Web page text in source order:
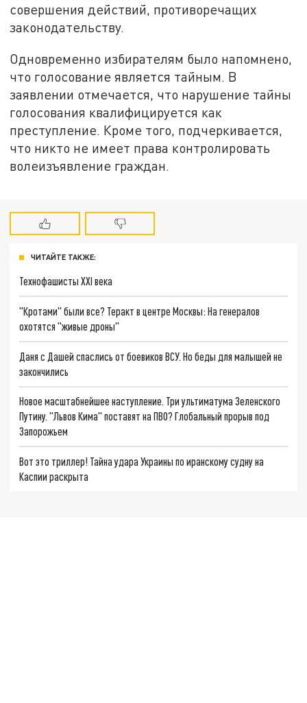
совершения действий, противоречащих
законодательству.
Одновременно избирателям было напомнено,
что голосование является тайным. В
заявлении отмечается, что нарушение тайны
голосования квалифицируется как
преступление. Кроме того, подчеркивается,
что никто не имеет права контролировать
волеизъявление граждан.
ЧИТАЙТЕ ТАКЖЕ:
Технофашисты XXI века
"Кротами" были все? Теракт в центре Москвы: На генералов
охотятся "живые дроны"
Даня с Дашей спаслись от боевиков ВСУ. Но беды для малышей не
закончились
Новое масштабнейшее наступление. Три ультиматума Зеленского
Путину. "Львов Кима" поставят на ПВО? Глобальный прорыв под
Запорожьем
Вот это триллер! Тайна удара Украины по иранскому судну на
Каспии раскрыта